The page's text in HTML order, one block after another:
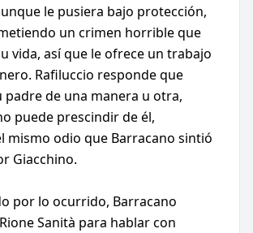
le pusiera bajo protección,
un crimen horrible que
vida, así que le ofrece un trabajo
Rafiluccio responde que
padre de una manera u otra,
puede prescindir de él,
mismo odio que Barracano sintió
Giacchino.
por lo ocurrido, Barracano
Sanità para hablar con